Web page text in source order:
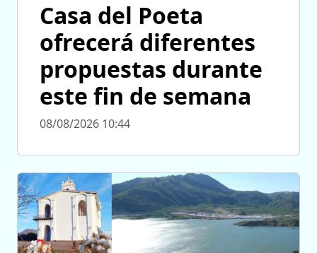
Casa del Poeta
ofrecerá diferentes
propuestas durante
este fin de semana
08/08/2026 10:44